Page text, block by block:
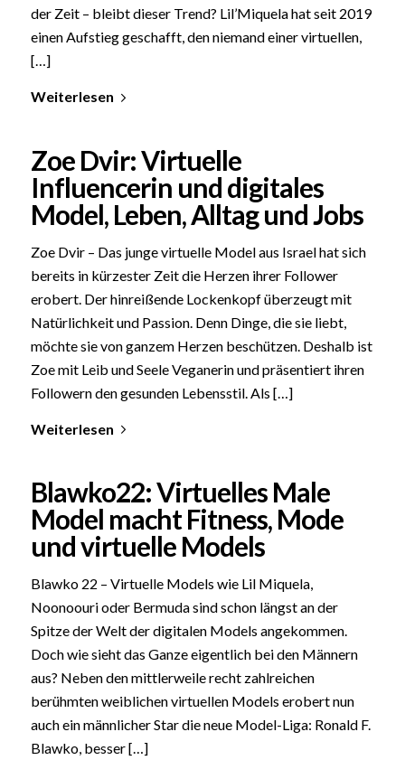
der Zeit – bleibt dieser Trend? Lil’Miquela hat seit 2019
einen Aufstieg geschafft, den niemand einer virtuellen,
[…]
Weiterlesen
Zoe Dvir: Virtuelle
Influencerin und digitales
Model, Leben, Alltag und Jobs
Zoe Dvir – Das junge virtuelle Model aus Israel hat sich
bereits in kürzester Zeit die Herzen ihrer Follower
erobert. Der hinreißende Lockenkopf überzeugt mit
Natürlichkeit und Passion. Denn Dinge, die sie liebt,
möchte sie von ganzem Herzen beschützen. Deshalb ist
Zoe mit Leib und Seele Veganerin und präsentiert ihren
Followern den gesunden Lebensstil. Als […]
Weiterlesen
Blawko22: Virtuelles Male
Model macht Fitness, Mode
und virtuelle Models
Blawko 22 – Virtuelle Models wie Lil Miquela,
Noonoouri oder Bermuda sind schon längst an der
Spitze der Welt der digitalen Models angekommen.
Doch wie sieht das Ganze eigentlich bei den Männern
aus? Neben den mittlerweile recht zahlreichen
berühmten weiblichen virtuellen Models erobert nun
auch ein männlicher Star die neue Model-Liga: Ronald F.
Blawko, besser […]